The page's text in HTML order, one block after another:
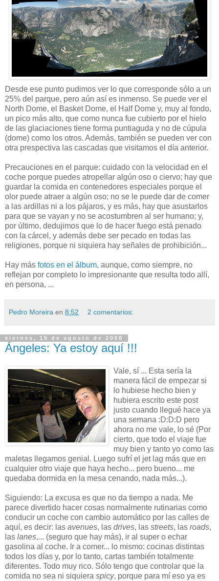
Desde ese punto pudimos ver lo que corresponde sólo a un
25% del parque, pero aún así es inmenso. Se puede ver el
North Dome, el Basket Dome, el Half Dome y, muy al fondo,
un pico más alto, que como nunca fue cubierto por el hielo
de las glaciaciones tiene forma puntiaguda y no de cúpula
(dome) como los otros. Además, también se pueden ver con
otra prespectiva las cascadas que visitamos el día anterior.
Precauciones en el parque: cuidado con la velocidad en el
coche porque puedes atropellar algún oso o ciervo; hay que
guardar la comida en contenedores especiales porque el
olor puede atraer a algún oso; no se le puede dar de comer
a las ardillas ni a los pájaros, y es más, hay que asustarlos
para que se vayan y no se acostumbren al ser humano; y,
por último, dedujimos que lo de hacer fuego está penado
con la cárcel, y además debe ser pecado en todas las
religiones, porque ni siquiera hay señales de prohibición...
Hay más fotos en el álbum, aunque, como siempre, no
reflejan por completo lo impresionante que resulta todo allí,
en persona, ...
Pedro Moreira en 8:52 2 comentarios:
viernes, 15 de agosto de 2008
Ángeles: Ya estoy aquí !!!
Vale, sí ... Esta sería la
manera fácil de empezar si
lo hubiese hecho bien y
hubiera escrito este post
justo cuando llegué hace ya
una semana :D:D:D pero
ahora no me vale, lo sé (Por
cierto, que todo el viaje fue
muy bien y tanto yo como las
maletas llegamos genial. Luego sufrí el jet lag más que en
cualquier otro viaje que haya hecho... pero bueno... me
quedaba dormida en la mesa cenando, nada más...).
Siguiendo: La excusa es que no da tiempo a nada. Me
parece divertido hacer cosas normalmente rutinarias como
conducir un coche con cambio automático por las calles de
aquí, es decir: las avenues, las drives, las streets, las roads,
las lanes,... (seguro que hay más), ir al super o echar
gasolina al coche. Ir a comer... lo mismo: cocinas distintas
todos los días y, por lo tanto, cartas también totalmente
diferentes. Todo muy rico. Sólo tengo que controlar que la
comida no sea ni siquiera spicy, porque para mí eso ya es